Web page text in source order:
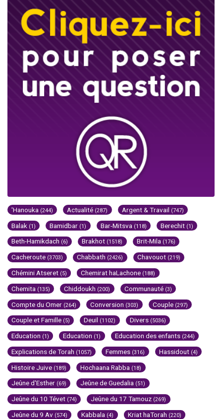
'Hanouka (244) Actualité (287) Argent & Travail (747)
Balak (1) Bamidbar (1) Bar-Mitsva (118) Berechit (1)
Beth-Hamikdach (6) Brakhot (1518) Brit-Mila (176)
Cacheroute (3703) Chabbath (2426) Chavouot (219)
Chémini Atseret (5) Chemirat haLachone (188)
Chemita (135) Chiddoukh (200) Communauté (3)
Compte du Omer (264) Conversion (303) Couple (297)
Couple et Famille (5) Deuil (1102) Divers (5036)
Education (1) Education (1) Education des enfants (244)
Explications de Torah (1057) Femmes (316) Hassidout (4)
Histoire Juive (189) Hochaana Rabba (18)
Jeûne d'Esther (69) Jeûne de Guedalia (51)
Jeûne du 10 Tévet (74) Jeûne du 17 Tamouz (269)
Jeûne du 9 Av (574) Kabbala (4) Kriat haTorah (220)